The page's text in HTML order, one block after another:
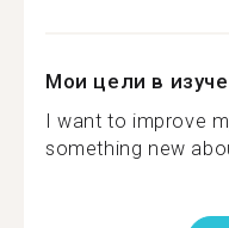
Мои цели в
I want to improve
something new